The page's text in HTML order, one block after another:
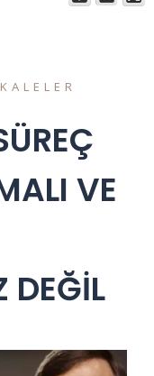
VE
DEĞİL